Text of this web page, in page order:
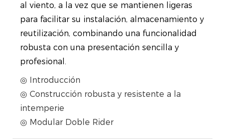
al viento, a la vez que se mantienen ligeras
para facilitar su instalación, almacenamiento y
reutilización, combinando una funcionalidad
robusta con una presentación sencilla y
profesional.
◎ Introducción
◎ Construcción robusta y resistente a la
intemperie
◎ Modular Doble Rider